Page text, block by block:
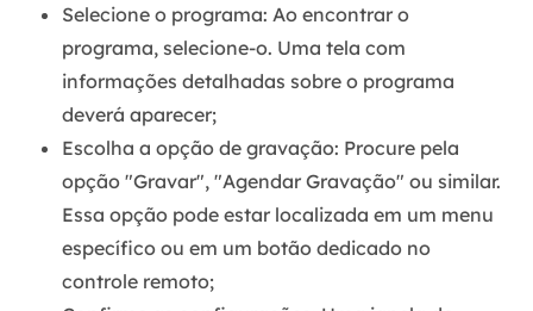
Selecione o programa: Ao encontrar o
programa, selecione-o. Uma tela com
informações detalhadas sobre o programa
deverá aparecer;
Escolha a opção de gravação: Procure pela
opção "Gravar", "Agendar Gravação" ou similar.
Essa opção pode estar localizada em um menu
específico ou em um botão dedicado no
controle remoto;